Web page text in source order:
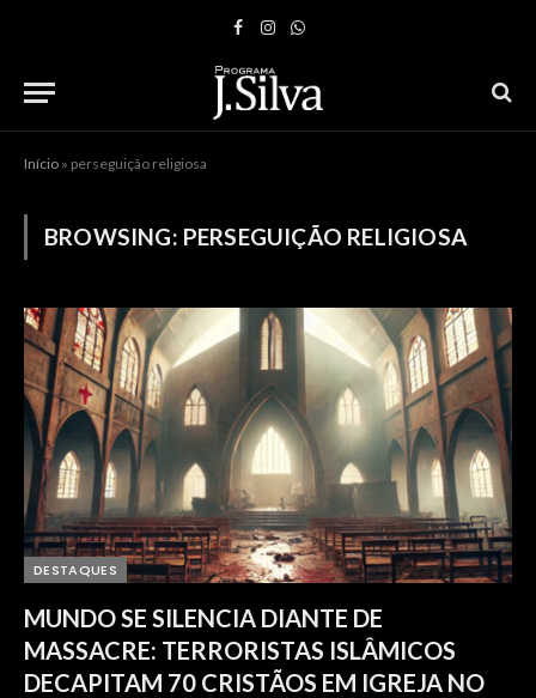
Facebook
Instagram
WhatsApp
Início » perseguição religiosa
BROWSING: PERSEGUIÇÃO RELIGIOSA
DESTAQUES
MUNDO SE SILENCIA DIANTE DE
MASSACRE: TERRORISTAS ISLÂMICOS
DECAPITAM 70 CRISTÃOS EM IGREJA NO